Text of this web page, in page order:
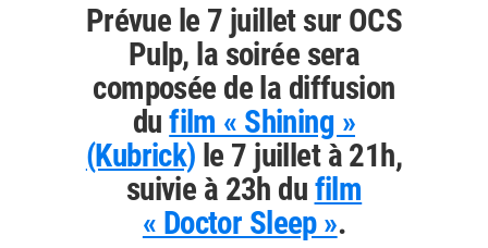
Prévue le 7 juillet sur OCS
Pulp, la soirée sera
composée de la diffusion
dufilm « Shining »
(Kubrick) le 7 juillet à 21h,
suivie à 23h du film
« Doctor Sleep ».